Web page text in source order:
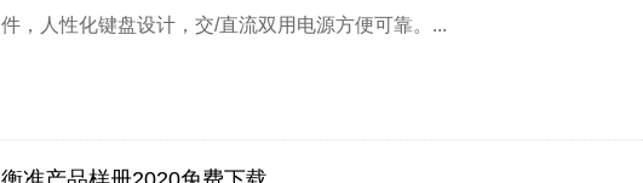
件，人性化键盘设计，交/直流双用电源方便可靠。...